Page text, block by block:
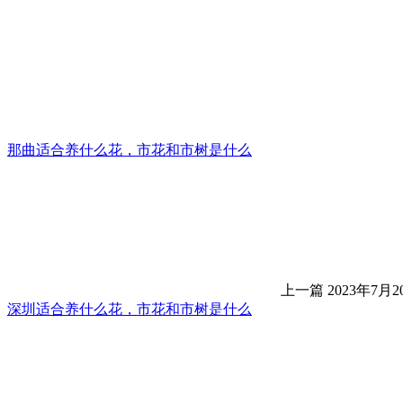
那曲适合养什么花，市花和市树是什么
上一篇 2023年7月
深圳适合养什么花，市花和市树是什么